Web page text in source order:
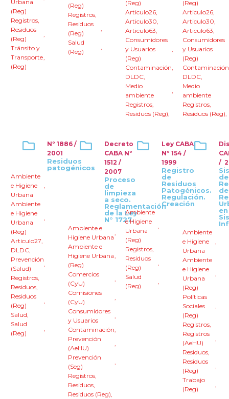
Urbana
(Reg)
Registros,
Residuos
(Reg)
,
Tránsito y
Transporte
(Reg)
,
(Reg)
Registros,
Residuos
(Reg)
,
Salud
(Reg)
,
(Reg)
Articulo26,
Articulo30,
Articulo63,
Consumidores
y Usuarios
(Reg)
,
Contaminación,
DLDC,
Medio
ambiente
,
Registros,
Residuos (Reg),
(Reg)
Articulo26,
Articulo30,
Articulo63,
Consumidores
y Usuarios
(Reg)
Contaminación
DLDC,
Medio
ambiente
Registros,
Residuos (Reg),
Nº 1886 /
2001
Residuos
patogénicos
Ambiente
e Higiene
Urbana
,
Ambiente
e Higiene
Urbana
(Reg)
,
Articulo27,
DLDC,
Prevención
(Salud)
,
Registros,
Residuos,
Residuos
(Reg)
,
Salud,
Salud
(Reg)
,
Decreto
CABA Nº
1512 /
2007
Proceso
de
limpieza
a seco.
Reglamentación
de la Ley
N° 1727.
Ambiente e
Higiene Urbana
,
Ambiente e
Higiene Urbana
(Reg)
,
Comercios
(CyU)
,
Comisiones
(CyU)
,
Consumidores
y Usuarios
,
Contaminación,
Prevención
(AeHU)
,
Prevención
(Seg)
,
Registros,
Residuos,
Residuos (Reg),
Ley CABA
Nº 154 /
1999
Registro
de
Residuos
Patogénicos.
Regulación.
Creación
Ambiente
e Higiene
Urbana
(Reg)
,
Registros,
Residuos
(Reg)
,
Salud
(Reg)
,
/
de
de
en
Ambiente
e Higiene
Urbana
,
Ambiente
e Higiene
Urbana
(Reg)
,
Políticas
Sociales
(Reg)
,
Registros,
Registros
(AeHU)
,
Residuos,
Residuos
(Reg)
,
Trabajo
(Reg)
,